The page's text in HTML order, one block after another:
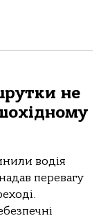
не
водія
перевагу